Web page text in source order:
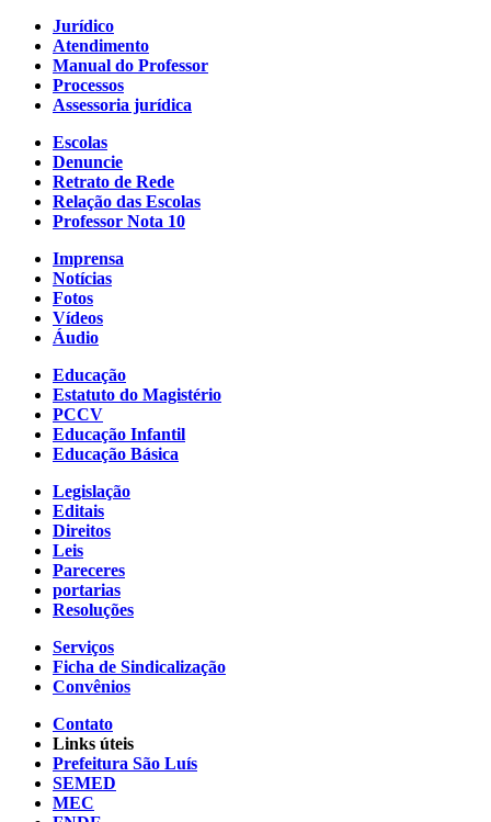
Jurídico
Atendimento
Manual do Professor
Processos
Assessoria jurídica
Escolas
Denuncie
Retrato de Rede
Relação das Escolas
Professor Nota 10
Imprensa
Notícias
Fotos
Vídeos
Áudio
Educação
Estatuto do Magistério
PCCV
Educação Infantil
Educação Básica
Legislação
Editais
Direitos
Leis
Pareceres
portarias
Resoluções
Serviços
Ficha de Sindicalização
Convênios
Contato
Links úteis
Prefeitura São Luís
SEMED
MEC